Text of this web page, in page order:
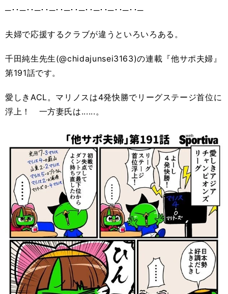
─･･─･･─･･─･･─･･─･･─･･─･･─･･─
夫婦で応援するクラブが違うといろいろある。
千田純生先生(@chidajunsei3163)の連載『他サポ夫婦』
第191話です。
愛しきACL。マリノスは4発快勝でリーグステージ首位に
浮上！ 一方妻氏は......。